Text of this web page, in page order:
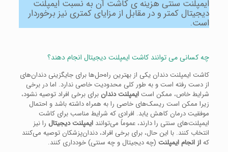
ایمپلنت سنتی هزینه ی کاشت آن به نسبت ایمپلنت
دیجیتال کمتر و در مقابل از مزایای کمتری نیز برخوردار
است.
چه کسانی می توانند کاشت ایمپلنت دیجیتال انجام دهند؟
کاشت ایمپلنت دندان یکی از بهترین راه‌حل‌ها برای جایگزینی دندان‌های
از دست رفته است و به طور کلی محدودیت خاصی ندارد. اما در برخی
شرایط خاص، ممکن است ایمپلنت دندان برای برخی افراد توصیه نشود،
زیرا ممکن است ریسک‌های خاصی را به همراه داشته باشد و احتمال
موفقیت درمان کاهش یابد. افرادی که شرایط مناسب برای کاشت
ایمپلنت‌های سنتی را دارند، عموماً می‌توانند ایمپلنت دیجیتال را نیز
انتخاب کنند. با این حال، برای برخی افراد، دندان‌پزشکان توصیه می‌کنند
کهاز انجام ایمپلنت (چه دیجیتال و چه سنتی) خودداری کنند.